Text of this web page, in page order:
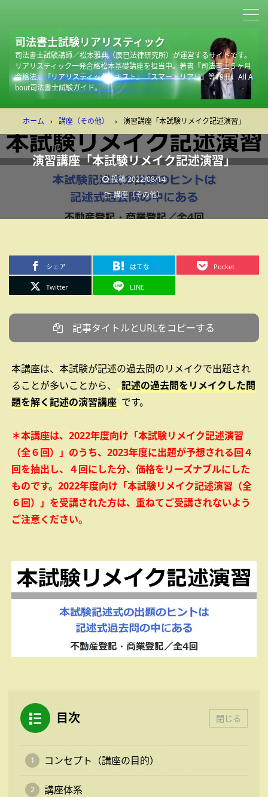
司法書士試験リアリスティック
司法書士試験講師／松本雅典（辰已法律研究所）が運営するサイトです。
リアリスティック一発合格松本基礎講座を担当中。著書『司法書士５ヶ月
合格法』『リアリスティックテキスト』『スマートリアリ』等19冊。All A
bout司法書士試験ガイド。
ホーム › 講座（その他） › 演習講座「本試験リメイク記述演習」
演習講座「本試験リメイク記述演習」
投稿2022/08/14
講座（その他）
シェア はてな Pocket
Twitter LINE
記事タイトルとURLをコピーする
本講座は、本試験が記述の過去問のリメイクで出題され
ることが多いことから、
記述の過去問をリメイクした問
題を解く記述の演習講座 です。
＊本講座は、2022年度向け「本試験リメイク記述演習
（全６回）」のうち、2023年度に出題が予想される回４
回を抽出し、４回にした分、価格をリーズナブルにした
ものです。2022年度向け「本試験リメイク記述演習（全
６回）」を受講された方は、重ねてご受講されないよう
ご注意ください。
目次 閉じる
コンセプト（講座の目的）
講座体系